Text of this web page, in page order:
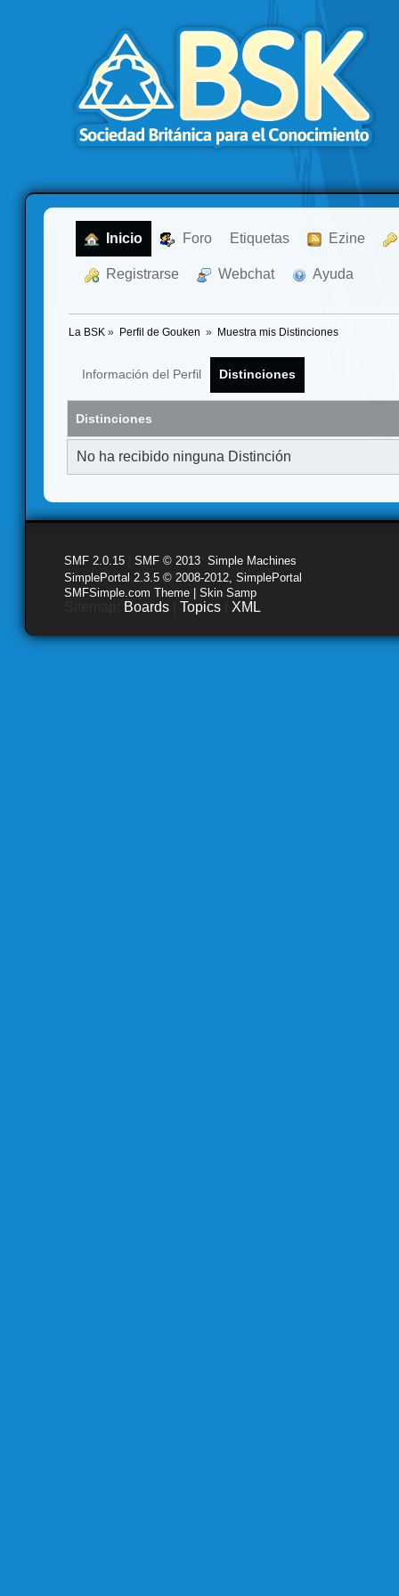
Inicio Foro Etiquetas Ezine
Registrarse Webchat Ayuda
La BSK » Perfil de Gouken » Muestra mis Distinciones
Información del Perfil Distinciones
Distinciones
No ha recibido ninguna Distinción
SMF 2.0.15 SMF © 2013 Simple Machines
SimplePortal 2.3.5 © 2008-2012, SimplePortal
SMFSimple.com Theme | Skin Samp
Boards Topics XML